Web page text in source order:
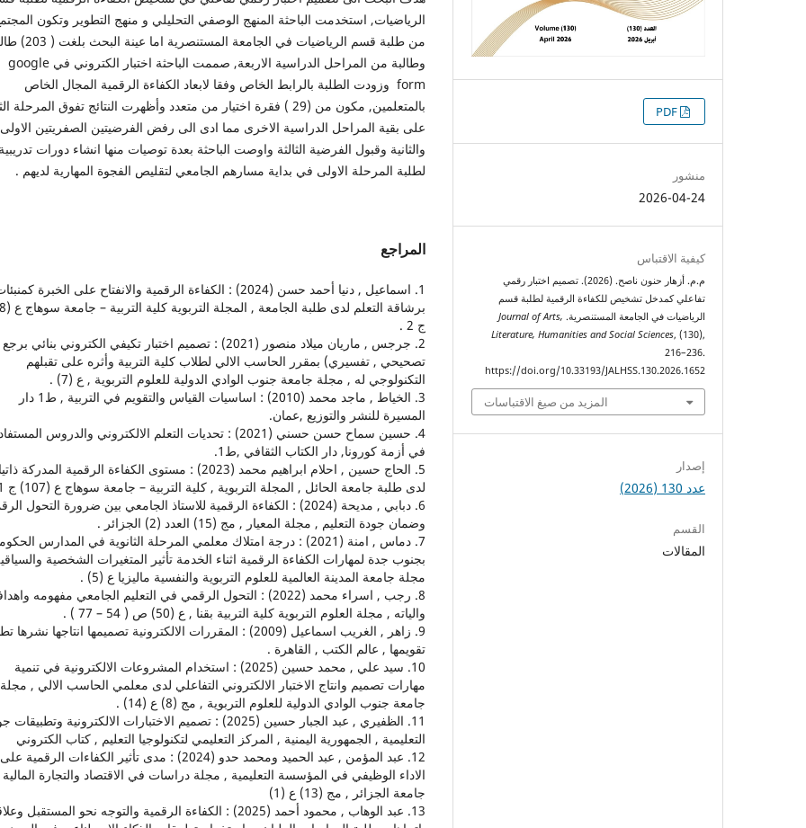
الرياضيات, استخدمت الباحثة المنهج الوصفي التحليلي و منهج التطوير وتكون
من طلبة قسم الرياضيات في الجامعة المستنصرية
وطالبة من المراحل الدراسية الاربعة, صممت الباحثة اختبار الكتروني في google
form وزودت الطلبة بالرابط الخاص وفقا لابعاد الكفاءة الرقمية المجال الخاص
بالمتعلمين, مكون من (29 ) فقرة اختيار من متعدد وأظهرت النتائج تفوق المرحلة
على بقية المراحل الدراسية الاخرى مما ادى الى رفض الفرضيتين الصفريتين الاولى
والثانية وقبول الفرضية الثالثة واوصت الباحثة بعدة توصيات منها انشاء دورات تدريبية
لطلبة المرحلة الاولى في بداية مسارهم الجامعي لتقليص الفجوة المهارية لديهم .
المراجع
1. اسماعيل , دنيا أحمد حسن (2024) : الكفاءة الرقمية والانفتاح على الخبرة
ج 2 .
2. جرجس , ماريان ميلاد منصور (2021) : تصميم اختبار تكيفي الكتروني بنائي
تصحيحي , تفسيري) بمقرر الحاسب الالي لطلاب كلية التربية وأثره على تقبلهم
التكنولوجي له , مجلة جامعة جنوب الوادي الدولية للعلوم التربوية , ع (7) .
3. الخياط , ماجد محمد (2010) : اساسيات القياس والتقويم في التربية , ط1 دار
المسيرة للنشر والتوزيع ,عمان.
4. حسين سماح حسن حسني (2021) : تحديات التعلم الالكتروني والدروس
في أزمة كورونا, دار الكتاب الثقافي ,ط1.
5. الحاج حسين , احلام ابراهيم محمد (2023) : مستوى الكفاءة الرقمية المدركة ذاتيا
لدى طلبة جامعة الحائل , المجلة التربوية , كلية التربية – جامعة سوهاج ع (107) ج 1 .
6. دبابي , مديحة (2024) : الكفاءة الرقمية للاستاذ الجامعي بين ضرورة التحول
وضمان جودة التعليم , مجلة المعيار , مج (15) العدد (2) الجزائر .
7. دماس , امنة (2021) : درجة امتلاك معلمي المرحلة الثانوية في المدارس
بجنوب جدة لمهارات الكفاءة الرقمية اثناء الخدمة تأثير المتغيرات الشخصية
مجلة جامعة المدينة العالمية للعلوم التربوية والنفسية ماليزيا ع (5) .
8. رجب , اسراء محمد (2022) : التحول الرقمي في التعليم الجامعي مفهومه
والياته , مجلة العلوم التربوية كلية التربية بقنا , ع (50) ص ( 54 – 77 ) .
9. زاهر , الغريب اسماعيل (2009) : المقررات الالكترونية تصميمها انتاجها نشرها
تقويمها , عالم الكتب , القاهرة .
10. سيد علي , محمد حسين (2025) : استخدام المشروعات الالكترونية في تنمية
مهارات تصميم وانتاج الاختبار الالكتروني التفاعلي لدى معلمي الحاسب الالي , مجلة
جامعة جنوب الوادي الدولية للعلوم التربوية , مج (8) ع (14) .
11. الظفيري , عبد الجبار حسين (2025) : تصميم الاختبارات الالكترونية
التعليمية , الجمهورية اليمنية , المركز التعليمي لتكنولوجيا التعليم , كتاب الكتروني
12. عبد المؤمن , عبد الحميد ومحمد حدو (2024) : مدى تأثير الكفاءات الرقمية على
الاداء الوظيفي في المؤسسة التعليمية , مجلة دراسات في الاقتصاد والتجارة المالية
جامعة الجزائر , مج (13) ع (1)
13. عبد الوهاب , محمود أحمد (2025) : الكفاءة الرقمية والتوجه نحو المستقبل
التنزيلات
PDF
منشور
2026-04-24
كيفية الاقتباس
م.م. أزهار حنون ناصح. (2026). تصميم اختبار رقمي
تفاعلي كمدخل تشخيص للكفاءة الرقمية لطلبة قسم
الرياضيات في الجامعة المستنصرية. Journal of Arts,
Literature, Humanities and Social Sciences, (130),
216–236.
https://doi.org/10.33193/JALHSS.130.2026.1652
المزيد من صيغ الاقتباسات
إصدار
عدد 130 (2026)
القسم
المقالات